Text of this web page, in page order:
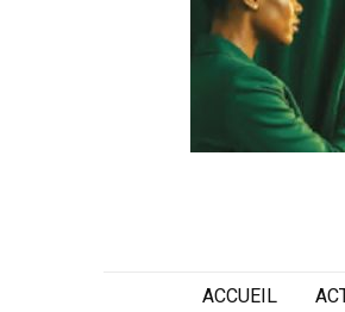
ACCUEIL